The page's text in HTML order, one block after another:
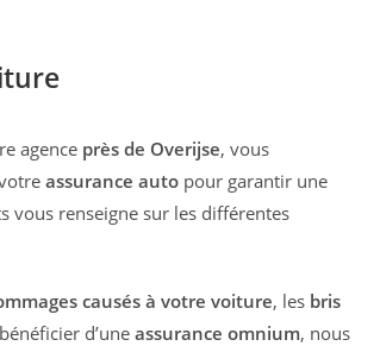
agence près de Overijse, vous
assurance auto pour garantir une
vous renseigne sur les différentes
causés à votre voiture, les bris
d’une assurance omnium, nous